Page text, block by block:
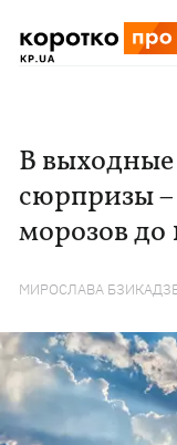
В выходные
сюрпризы –
морозов до
МИРОСЛАВА